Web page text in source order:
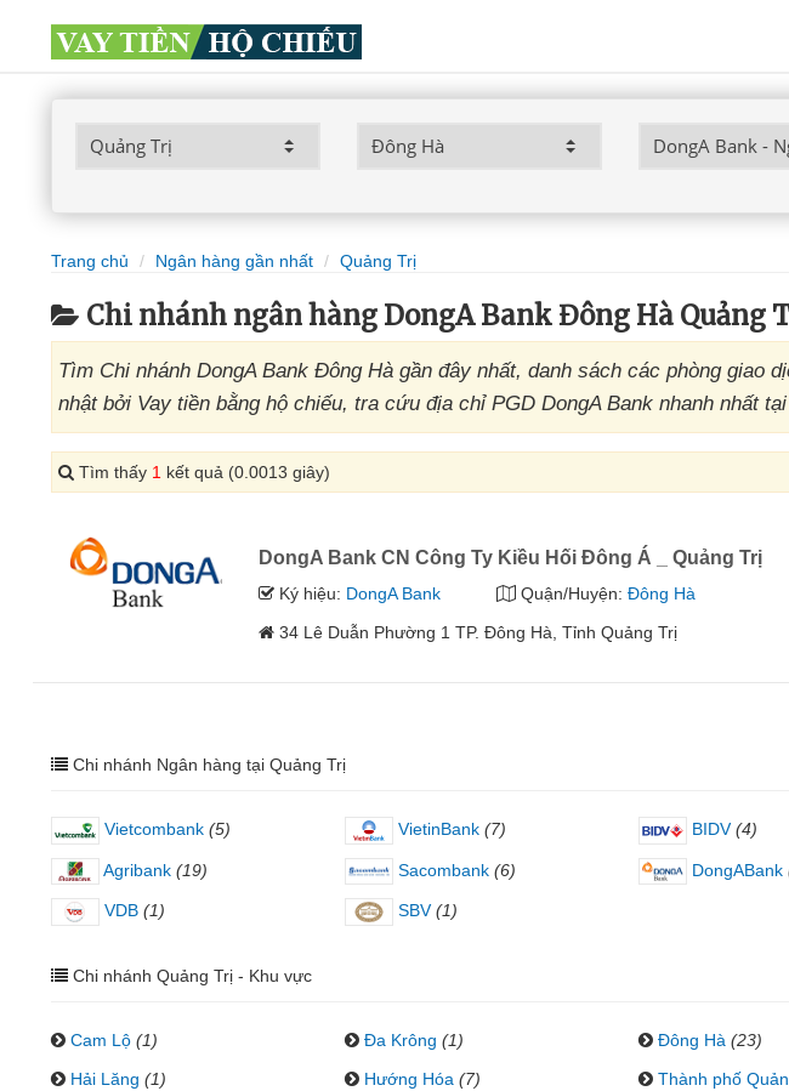
Trang chủ Ngân hàng gần nhất Quảng Trị
Chi nhánh ngân hàng DongA Bank Đông Hà Quảng
Tìm Chi nhánh DongA Bank Đông Hà gần đây nhất, danh sách các phòng giao
nhật bởi Vay tiền bằng hộ chiếu, tra cứu địa chỉ PGD DongA Bank nhanh nhất
Tìm thấy 1 kết quả (0.0013 giây)
DongA Bank CN Công Ty Kiều Hối Đông Á _ Quảng Trị
Ký hiệu: DongA Bank Quận/Huyện: Đông Hà
34 Lê Duẫn Phường 1 TP. Đông Hà, Tỉnh Quảng Trị
Chi nhánh Ngân hàng tại Quảng Trị
Vietcombank (5) VietinBank (7) BIDV (4)
Agribank (19) Sacombank (6) DongABank
VDB (1) SBV (1)
Chi nhánh Quảng Trị - Khu vực
Cam Lộ (1) Đa Krông (1) Đông Hà (23)
Hải Lăng (1) Hướng Hóa (7) Thành phố